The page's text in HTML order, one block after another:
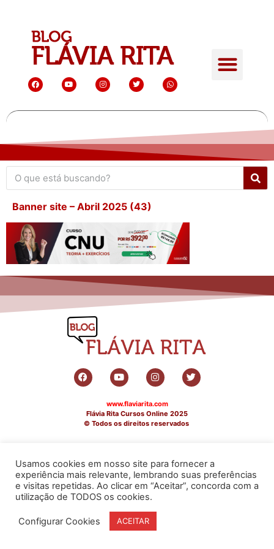
Banner site – Abril 2025 (43)
www.flaviarita.com
Flávia Rita Cursos Online 2025
© Todos os direitos reservados
Usamos cookies em nosso site para fornecer a
experiência mais relevante, lembrando suas preferências
e visitas repetidas. Ao clicar em “Aceitar”, concorda com a
utilização de TODOS os cookies.
Configurar Cookies ACEITAR